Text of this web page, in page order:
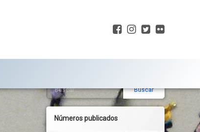
Facebook
Instagram
Twitter
Barra
lateral
derecha
Números publicados